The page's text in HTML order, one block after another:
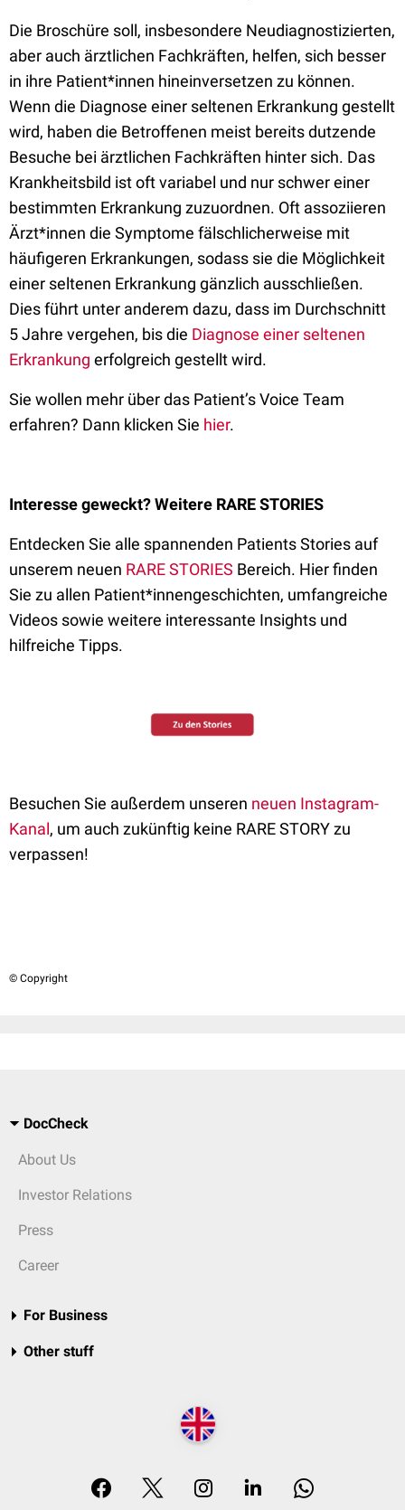
Die Broschüre soll, insbesondere Neudiagnostizierten,
aber auch ärztlichen Fachkräften, helfen, sich besser
in ihre Patient*innen hineinversetzen zu können.
Wenn die Diagnose einer seltenen Erkrankung gestellt
wird, haben die Betroffenen meist bereits dutzende
Besuche bei ärztlichen Fachkräften hinter sich. Das
Krankheitsbild ist oft variabel und nur schwer einer
bestimmten Erkrankung zuzuordnen. Oft assoziieren
Ärzt*innen die Symptome fälschlicherweise mit
häufigeren Erkrankungen, sodass sie die Möglichkeit
einer seltenen Erkrankung gänzlich ausschließen.
Dies führt unter anderem dazu, dass im Durchschnitt
5 Jahre vergehen, bis die Diagnose einer seltenen
Erkrankung erfolgreich gestellt wird.
Sie wollen mehr über das Patient’s Voice Team
erfahren? Dann klicken Sie hier.
Interesse geweckt? Weitere RARE STORIES
Entdecken Sie alle spannenden Patients Stories auf
unserem neuen RARE STORIES Bereich. Hier finden
Sie zu allen Patient*innengeschichten, umfangreiche
Videos sowie weitere interessante Insights und
hilfreiche Tipps.
Besuchen Sie außerdem unseren neuen Instagram-
Kanal, um auch zukünftig keine RARE STORY zu
verpassen!
© Copyright
DocCheck
About Us
Investor Relations
Press
Career
For Business
Other stuff